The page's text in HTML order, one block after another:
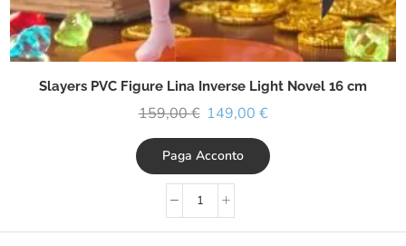
Slayers PVC Figure Lina Inverse Light Novel 16 cm
159,00€ 149,00 €
Paga Acconto